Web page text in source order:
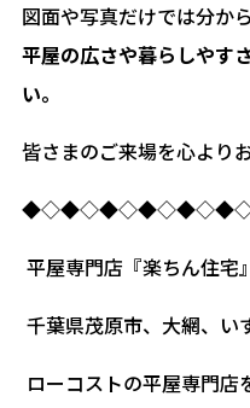
図面や写真だけでは分か
平屋の広さや暮らしやす
い。
皆さまのご来場を心より
平屋専門店『楽ちん住宅』
千葉県茂原市、大網、い
ローコストの平屋専門店